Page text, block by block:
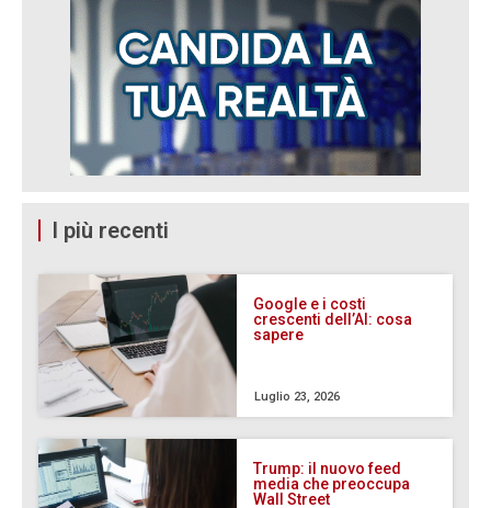
I più recenti
Google e i costi
crescenti dell’AI: cosa
sapere
Luglio 23, 2026
Trump: il nuovo feed
media che preoccupa
Wall Street